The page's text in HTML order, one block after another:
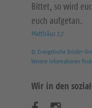
Bittet, so wird
euch aufgetan.
Matthäus 7,7
© Evangelische Brüder-
Weitere Informationen
Wir in den